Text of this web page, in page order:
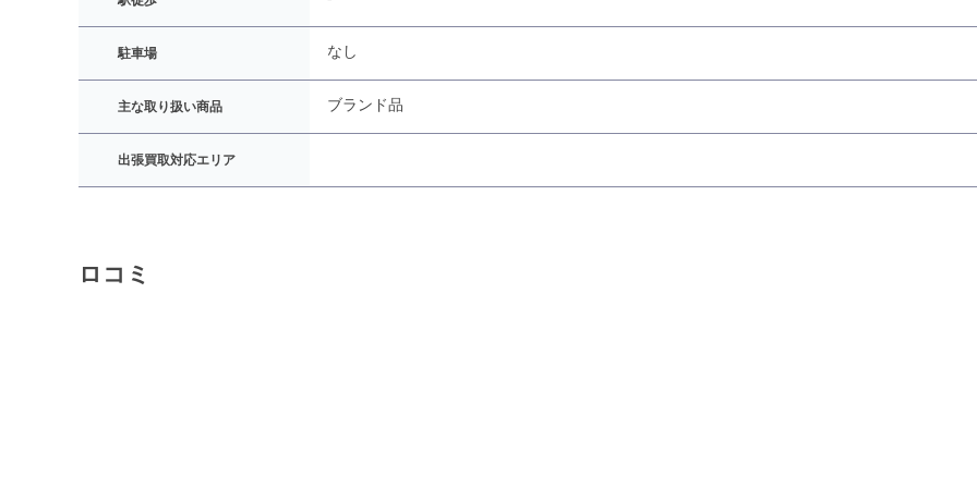
駐車場 なし
主な取り扱い商品 ブランド品
出張買取対応エリア
ロコミ